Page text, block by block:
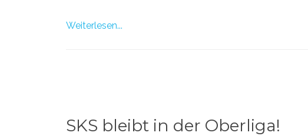
Weiterlesen...
SKS bleibt in der Oberliga!